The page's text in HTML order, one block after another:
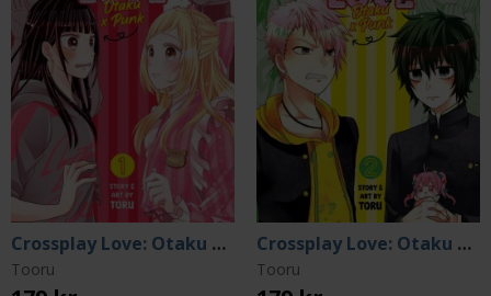
Crossplay Love: Otaku x Punk Vol. 1
Tooru
Crossplay Love: Otaku x Punk Vol. 2
Tooru